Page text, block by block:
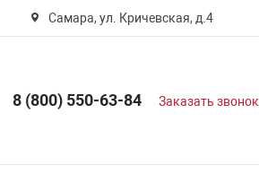
Самара, ул. Кричевская, д.4
8 (800) 550-63-84 Заказать звонок